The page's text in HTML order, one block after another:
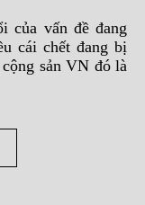
cái chết đang bị
sản VN đó là